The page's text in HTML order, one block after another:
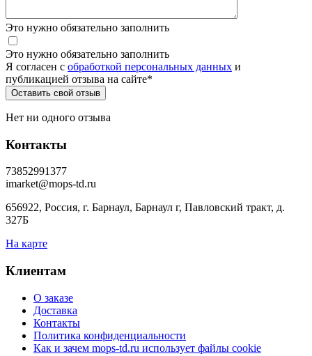
Это нужно обязательно заполнить
Это нужно обязательно заполнить
Я согласен c обработкой персональных данных и
публикацией отзыва на сайте*
Нет ни одного отзыва
Контакты
73852991377
imarket@mops-td.ru
656922, Россия, г. Барнаул, Барнаул г, Павловский тракт, д.
327Б
На карте
Клиентам
О заказе
Доставка
Контакты
Политика конфиденциальности
Как и зачем mops-td.ru использует файлы cookie